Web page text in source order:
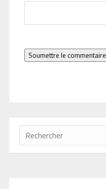
Soumettre le commentaire